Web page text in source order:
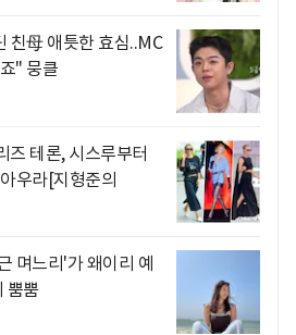
친母 애틋한 효심..MC
" 뭉클
즈 테론, 시스루부터
우라[지형준의
며느리'가 왜이리 예
뿜뿜